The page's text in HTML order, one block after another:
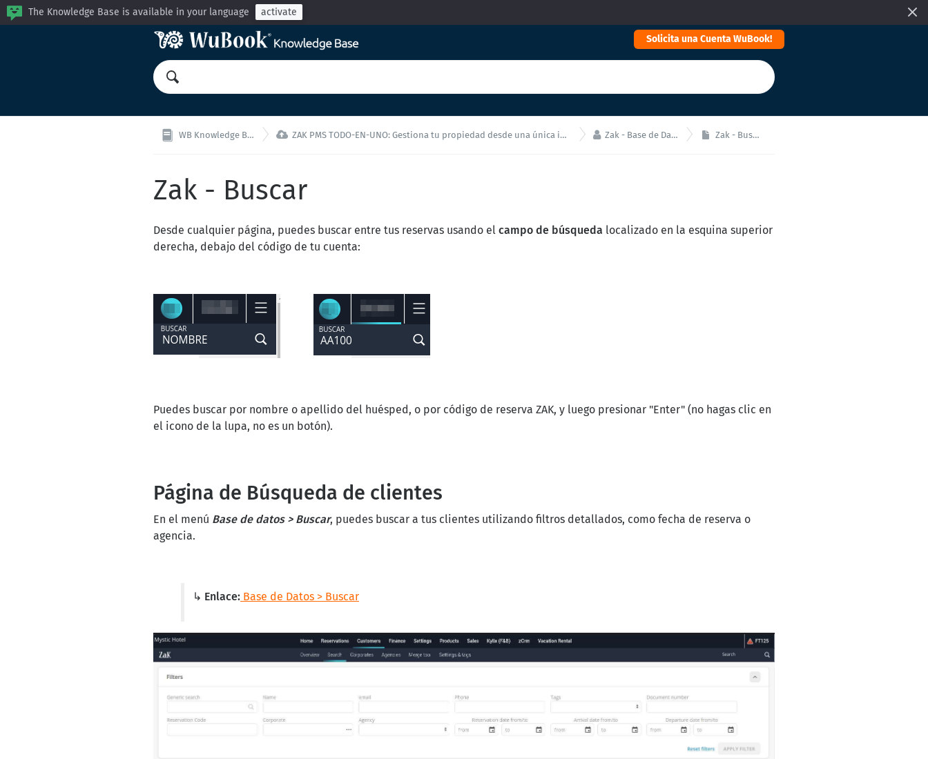
The Knowledge Base is available in your language activate
Solicita una Cuenta WuBook!
WB Knowledge Base  ZAK PMS TODO-EN-UNO: Gestiona tu propiedad desde una única interfaz!  Zak - Base de Datos Zak - Buscar
Zak - Buscar
Desde cualquier página, puedes buscar entre tus reservas usando el campo de búsqueda localizado en la esquina superior
derecha, debajo del código de tu cuenta:
Puedes buscar por nombre o apellido del huésped, o por código de reserva ZAK, y luego presionar "Enter" (no hagas clic en
el icono de la lupa, no es un botón).
Página de Búsqueda de clientes
En el menú Base de datos > Buscar, puedes buscar a tus clientes utilizando filtros detallados, como fecha de reserva o
agencia.
↳ Enlace: Base de Datos > Buscar